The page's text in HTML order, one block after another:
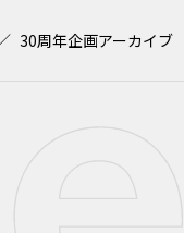
30周年企画アーカイブ